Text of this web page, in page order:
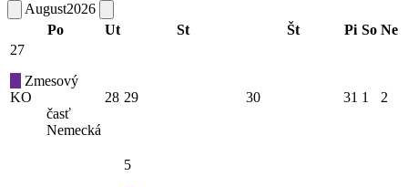
August2026
Po
Ut St Št Pi So Ne
27
Zmesový
KO
časť
Nemecká
28 29 30 31 1 2
5